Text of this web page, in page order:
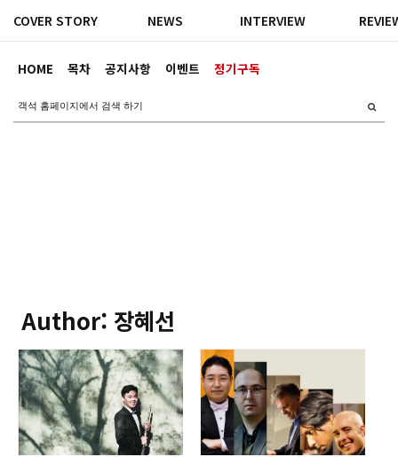
HOME 목차 공지사항 이벤트 정기구독
COVER STORY NEWS INTERVIEW
Author: 장혜선